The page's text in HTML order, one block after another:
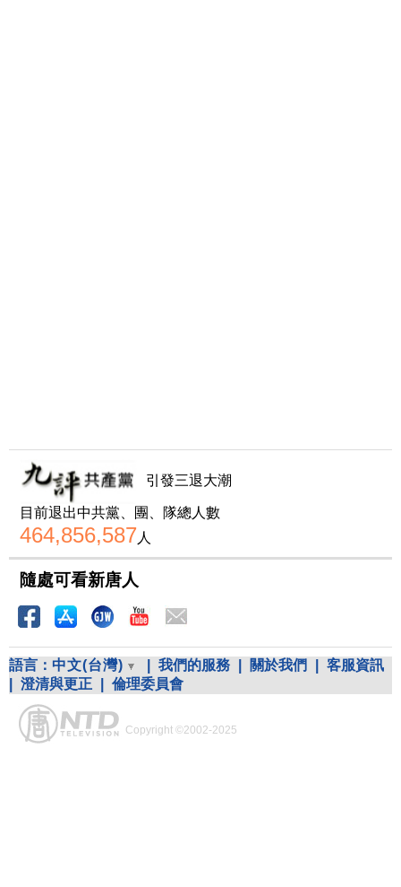
引發三退大潮
目前退出中共黨、團、隊總人數
464,856,587人
隨處可看新唐人
語言： 中文(台灣) 我們的服務 關於我們
客服資訊
澄清與更正 倫理委員會
Copyright ©2002-2025